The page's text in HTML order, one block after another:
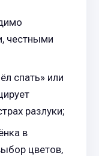
честными
спать» или
разлуки;
в
цветов,